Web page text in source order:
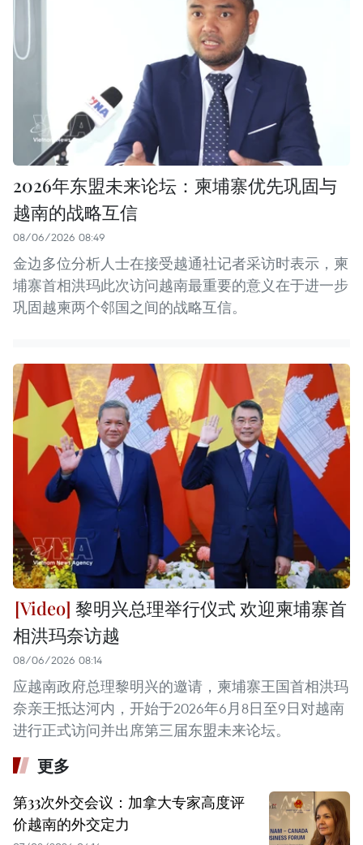
2026年东盟未来论坛：柬埔寨优先巩固与
越南的战略互信
08/06/2026 08:49
金边多位分析人士在接受越通社记者采访时表示，柬
埔寨首相洪玛此次访问越南最重要的意义在于进一步
巩固越柬两个邻国之间的战略互信。
黎明兴总理举行仪式 欢迎柬埔寨首
相洪玛奈访越
08/06/2026 08:14
应越南政府总理黎明兴的邀请，柬埔寨王国首相洪玛
奈亲王抵达河内，开始于2026年6月8日至9日对越南
进行正式访问并出席第三届东盟未来论坛。
更多
第33次外交会议：加拿大专家高度评
价越南的外交定力